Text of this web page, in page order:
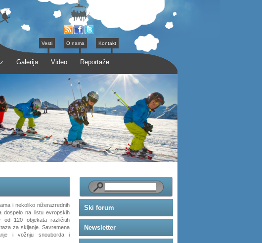
Vesti O nama Kontakt
Galerija Video Reportaže
i nekoliko nižerazrednih
dospelo na listu evropskih
od 120 objekata različitih
za skijanje. Savremena
i vožnju snouborda i
Ski forum
Newsletter